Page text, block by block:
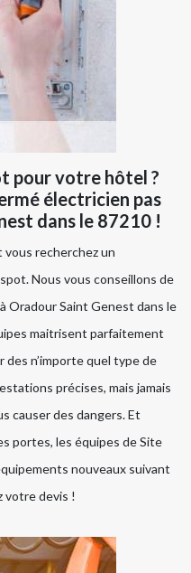
pour votre hôtel ?
électricien pas
dans le 87210 !
recherchez un
Nous vous conseillons de
Oradour Saint Genest dans le
maitrisent parfaitement
n’importe quel type de
précises, mais jamais
causer des dangers. Et
portes, les équipes de Site
nouveaux suivant
votre devis !